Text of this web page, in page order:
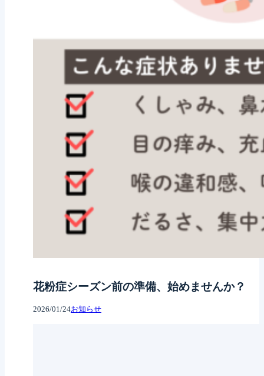
花粉症シーズン前の準備、始めませんか？
2026/01/24お知らせ